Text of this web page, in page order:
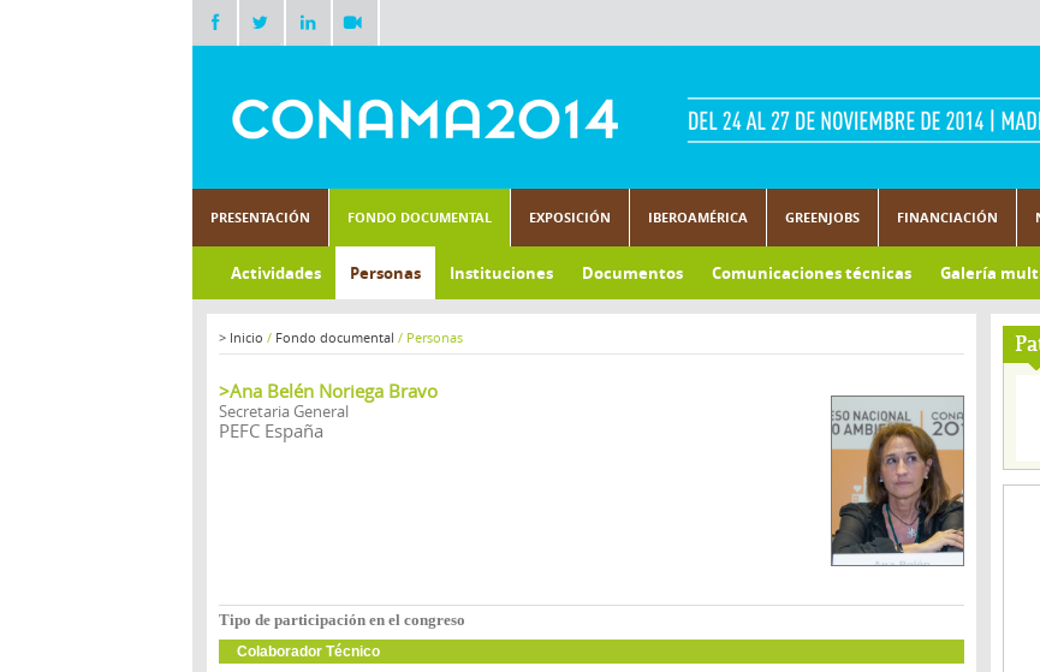
PRESENTACIÓN FONDO DOCUMENTAL EXPOSICIÓN IBEROAMÉRICA GREENJOBS FINANCIACIÓN
Actividades Personas Instituciones Documentos Comunicaciones técnicas Galería
> Inicio / Fondo documental / Personas
>Ana Belén Noriega Bravo
Secretaria General
PEFC España
Tipo de participación en el congreso
Colaborador Técnico